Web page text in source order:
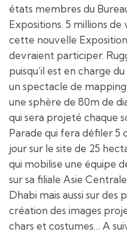
états membres du
Expositions. 5 millions
cette nouvelle
devraient participer.
puisqu’il est en charge
un spectacle de
une sphère de 80m de
qui sera projeté chaque
Parade qui fera défiler 5
jour sur le site de 25
qui mobilise une équipe
sur sa filiale Asie
Dhabi mais aussi sur des
création des images
chars et costumes… A